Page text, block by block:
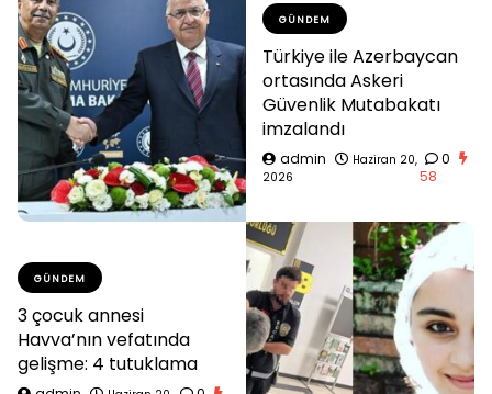
GÜNDEM
Türkiye ile Azerbaycan
ortasında Askeri
Güvenlik Mutabakatı
imzalandı
admin
Haziran 20,
2026
0
58
GÜNDEM
3 çocuk annesi
Havva’nın vefatında
gelişme: 4 tutuklama